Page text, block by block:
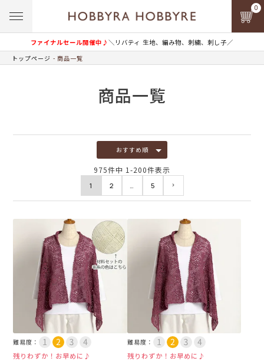
ファイナルセール開催中♪＼リバティ 生地、編み物、刺繍、刺し子／
0
トップページ 商品一覧
商品一覧
おすすめ順
975件中 1 -200件表示
1 2 5
難易度：
残りわずか！お早めに♪
難易度：
残りわずか！お早めに♪